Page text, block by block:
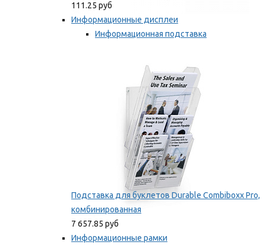
111.25 руб
Информационные дисплеи
Информационная подставка
Подставка для буклетов Durable Combiboxx Pro,
комбинированная
7 657.85 руб
Информационные рамки